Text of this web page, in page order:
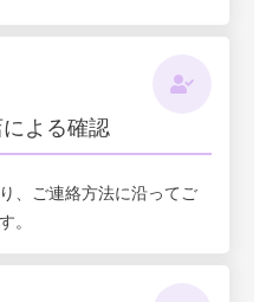
による確認
、ご連絡方法に沿ってご
。